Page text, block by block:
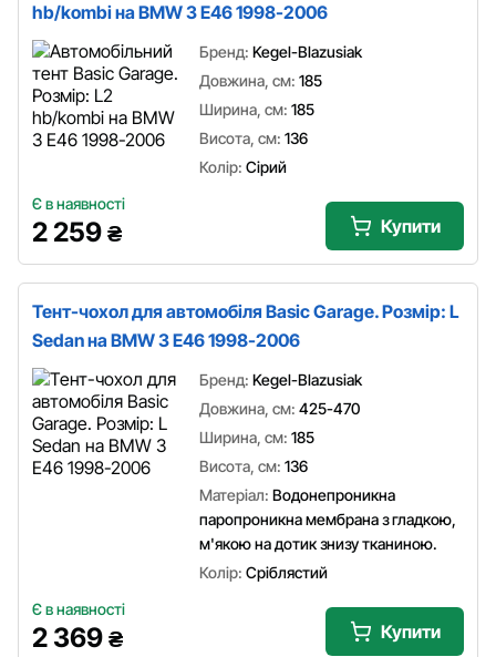
hb/kombi на BMW 3 E46 1998-2006
Бренд: Kegel-Blazusiak
Довжина, см: 185
Ширина, см: 185
Висота, см: 136
Колір: Сірий
Є в наявності
2 259 ₴ Купити
Тент-чохол для автомобіля Basic Garage. Розмір: L
Sedan на BMW 3 E46 1998-2006
Бренд: Kegel-Blazusiak
Довжина, см: 425-470
Ширина, см: 185
Висота, см: 136
Матеріал: Водонепроникна
паропроникна мембрана з гладкою,
м'якою на дотик знизу тканиною.
Колір: Сріблястий
Є в наявності
2 369 ₴ Купити